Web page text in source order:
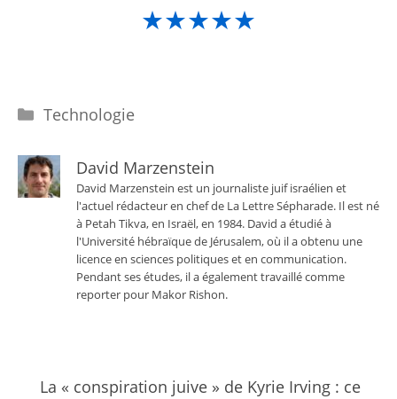
★★★★★
Catégories
Technologie
David Marzenstein
David Marzenstein est un journaliste juif israélien et
l'actuel rédacteur en chef de La Lettre Sépharade. Il est né
à Petah Tikva, en Israël, en 1984. David a étudié à
l'Université hébraïque de Jérusalem, où il a obtenu une
licence en sciences politiques et en communication.
Pendant ses études, il a également travaillé comme
reporter pour Makor Rishon.
La « conspiration juive » de Kyrie Irving : ce